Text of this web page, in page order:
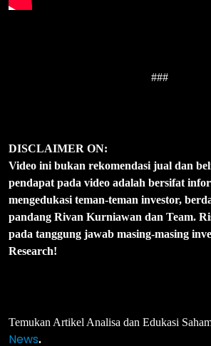
###
DISCLAIMER ON:
Video ini bukan rekomendasi jual dan
pendapat pada video adalah bersifat
mengedukasi teman-teman investor,
pandang Rivan Kurniawan dan Team.
pada tanggung jawab masing-masing
Research!
Temukan Artikel Analisa dan Edukasi
News.